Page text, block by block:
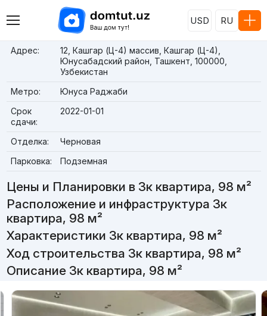
USD RU
Адрес:
12, Кашгар (Ц-4) массив, Кашгар (Ц-4),
Юнусабадский район, Ташкент, 100000,
Узбекистан
Метро:
Юнуса Раджаби
Срок
сдачи:
2022-01-01
Отделка:
Черновая
Парковка:
Подземная
Цены и Планировки в 3к квартира, 98 м²
Расположение и инфраструктура 3к
квартира, 98 м²
Характеристики 3к квартира, 98 м²
Ход строительства 3к квартира, 98 м²
Описание 3к квартира, 98 м²